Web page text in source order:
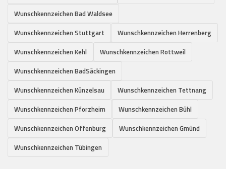
Wunschkennzeichen Bad Waldsee
Wunschkennzeichen Stuttgart
Wunschkennzeichen Herrenberg
Wunschkennzeichen Kehl
Wunschkennzeichen Rottweil
Wunschkennzeichen BadSäckingen
Wunschkennzeichen Künzelsau
Wunschkennzeichen Tettnang
Wunschkennzeichen Pforzheim
Wunschkennzeichen Bühl
Wunschkennzeichen Offenburg
Wunschkennzeichen Gmünd
Wunschkennzeichen Tübingen